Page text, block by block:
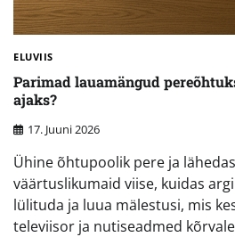
ELUVIIS
Parimad lauamängud
ajaks?
17. Juuni 2026
Ühine õhtupoolik pere ja
väärtuslikumaid viise, kuidas
lülituda ja luua mälestusi, mis
televiisor ja nutiseadmed